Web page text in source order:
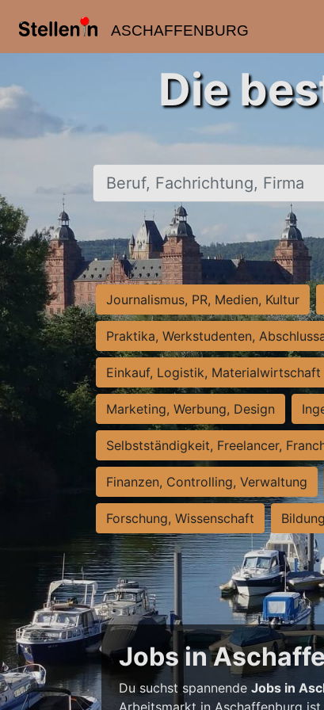
ASCHAFFENBURG
Die
Beruf, Fachrichtung, Firma
Journalismus, PR, Medien, Kultur
Praktika, Werkstudenten,
Einkauf, Logistik, Materialwirtschaft
Marketing, Werbung, Design
Selbstständigkeit, Freelancer,
Finanzen, Controlling, Verwaltung
Forschung, Wissenschaft
Jobs in
Du suchst spannendeJobs in